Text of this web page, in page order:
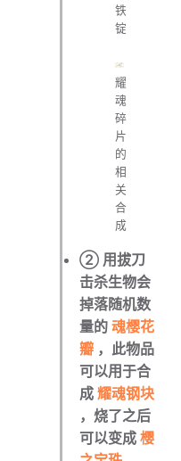
铁
锭
耀
魂
碎
片
的
相
关
合
成
② 用拔刀
击杀生物会
掉落随机数
量的魂樱花
瓣 ，此物品
可以用于合
成耀魂钢块
，烧了之后
可以变成樱